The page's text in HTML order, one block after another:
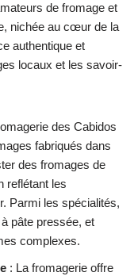
de fromage et
nichée au cœur de la
authentique et
locaux et les savoir-
des Cabidos
fabriqués dans
des fromages de
reflétant les
Parmi les spécialités,
pâte pressée, et
complexes.
: La fromagerie offre